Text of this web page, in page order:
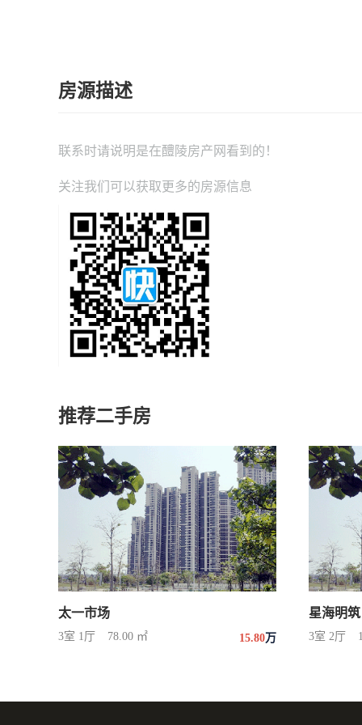
房源描述
联系时请说明是在醴陵房产网 看到的！
关注我们可以获取更多的房源信息
推荐二手房
太一市场
3室 1厅 78.00 ㎡ 15.80万
星海明筑
3室 2厅